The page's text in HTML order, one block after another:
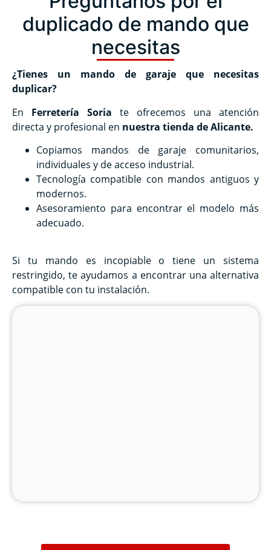
duplicado de mando que
necesitas
¿Tienes un mando de garaje que necesitas
duplicar?
En Ferretería Soria te ofrecemos una atención
directa y profesional en nuestra tienda de Alicante.
Copiamos mandos de garaje comunitarios,
individuales y de acceso industrial.
Tecnología compatible con mandos antiguos y
modernos.
Asesoramiento para encontrar el modelo más
adecuado.
Si tu mando es incopiable o tiene un sistema
restringido, te ayudamos a encontrar una alternativa
compatible con tu instalación.